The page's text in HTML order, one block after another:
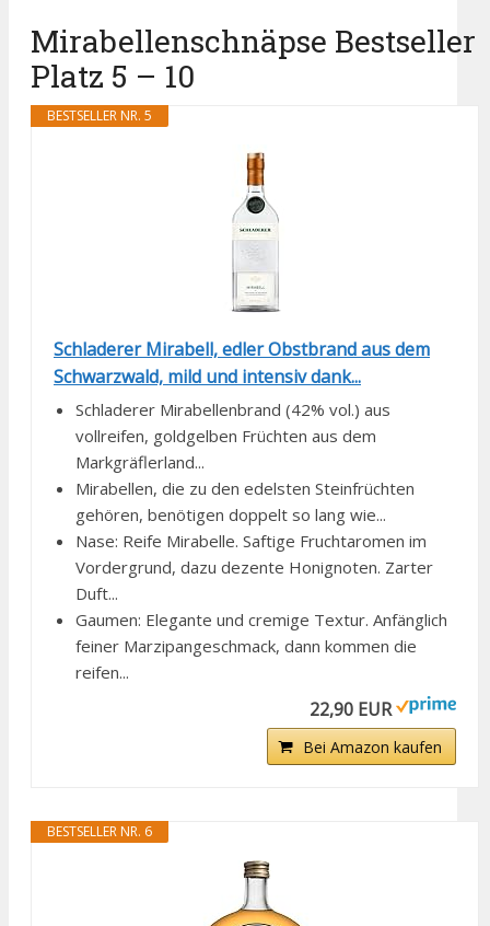
Mirabellenschnäpse Bestseller
Platz 5 – 10
BESTSELLER NR. 5
Schladerer Mirabell, edler Obstbrand aus dem
Schwarzwald, mild und intensiv dank...
Schladerer Mirabellenbrand (42% vol.) aus
vollreifen, goldgelben Früchten aus dem
Markgräflerland...
Mirabellen, die zu den edelsten Steinfrüchten
gehören, benötigen doppelt so lang wie...
Nase: Reife Mirabelle. Saftige Fruchtaromen im
Vordergrund, dazu dezente Honignoten. Zarter
Duft...
Gaumen: Elegante und cremige Textur. Anfänglich
feiner Marzipangeschmack, dann kommen die
reifen...
22,90 EUR
Bei Amazon kaufen
BESTSELLER NR. 6